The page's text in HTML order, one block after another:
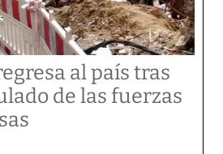
al país tras
de las fuerzas